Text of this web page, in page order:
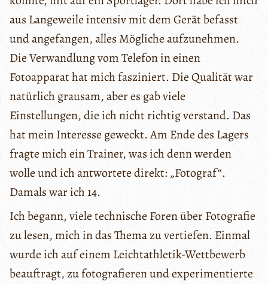
aus Langeweile intensiv mit dem Gerät befasst
und angefangen, alles Mögliche aufzunehmen.
Die Verwandlung vom Telefon in einen
Fotoapparat hat mich fasziniert. Die Qualität war
natürlich grausam, aber es gab viele
Einstellungen, die ich nicht richtig verstand. Das
hat mein Interesse geweckt. Am Ende des Lagers
fragte mich ein Trainer, was ich denn werden
wolle und ich antwortete direkt: „Fotograf“.
Damals war ich 14.
Ich begann, viele technische Foren über Fotografie
zu lesen, mich in das Thema zu vertiefen. Einmal
wurde ich auf einem Leichtathletik-Wettbewerb
beauftragt, zu fotografieren und experimentierte